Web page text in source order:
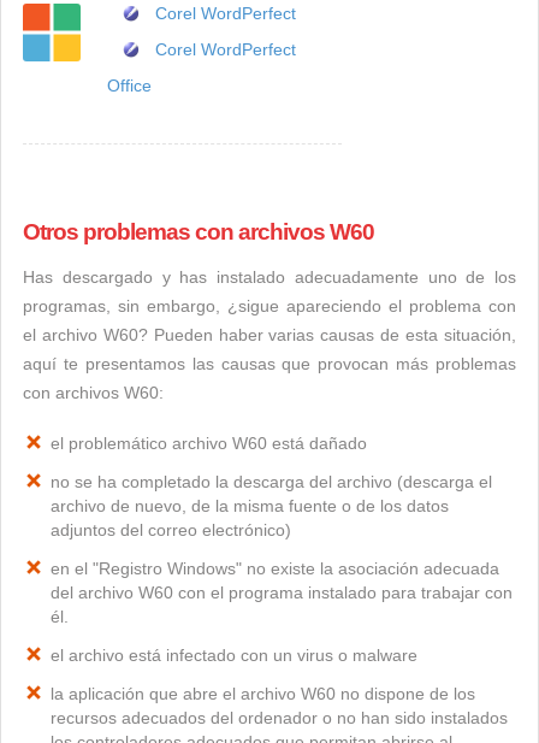
Corel WordPerfect
Corel WordPerfect
Office
Otros problemas con archivos W60
Has descargado y has instalado adecuadamente uno de los
programas, sin embargo, ¿sigue apareciendo el problema con
el archivo W60? Pueden haber varias causas de esta situación,
aquí te presentamos las causas que provocan más problemas
con archivos W60:
el problemático archivo W60 está dañado
no se ha completado la descarga del archivo (descarga el
archivo de nuevo, de la misma fuente o de los datos
adjuntos del correo electrónico)
en el "Registro Windows" no existe la asociación adecuada
del archivo W60 con el programa instalado para trabajar con
él.
el archivo está infectado con un virus o malware
la aplicación que abre el archivo W60 no dispone de los
recursos adecuados del ordenador o no han sido instalados